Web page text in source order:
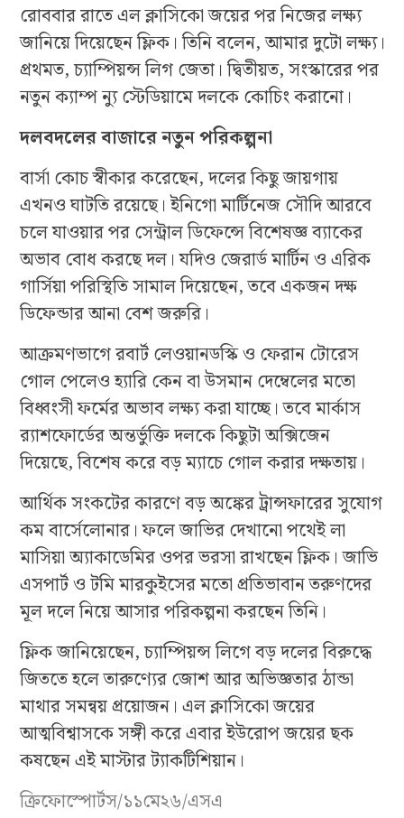
রোববার রাতে এল ক্লাসিকো জয়ের পর নিজের লক্ষ্য
জানিয়ে দিয়েছেন ফ্লিক। তিনি বলেন, আমার দুটো লক্ষ্য।
প্রথমত, চ্যাম্পিয়ন্স লিগ জেতা। দ্বিতীয়ত, সংস্কারের পর
নতুন ক্যাম্প ন্যু স্টেডিয়ামে দলকে কোচিং করানো।
দলবদলের বাজারে নতুন পরিকল্পনা
বার্সা কোচ স্বীকার করেছেন, দলের কিছু জায়গায়
এখনও ঘাটতি রয়েছে। ইনিগো মার্টিনেজ সৌদি আরবে
চলে যাওয়ার পর সেন্ট্রাল ডিফেন্সে বিশেষজ্ঞ ব্যাকের
অভাব বোধ করছে দল। যদিও জেরার্ড মার্টিন ও এরিক
গার্সিয়া পরিস্থিতি সামাল দিয়েছেন, তবে একজন দক্ষ
ডিফেন্ডার আনা বেশ জরুরি।
আক্রমণভাগে রবার্ট লেওয়ানডস্কি ও ফেরান টোরেস
গোল পেলেও হ্যারি কেন বা উসমান দেম্বেলের মতো
বিধ্বংসী ফর্মের অভাব লক্ষ্য করা যাচ্ছে। তবে মার্কাস
র‍্যাশফোর্ডের অন্তর্ভুক্তি দলকে কিছুটা অক্সিজেন
দিয়েছে, বিশেষ করে বড় ম্যাচে গোল করার দক্ষতায়।
আর্থিক সংকটের কারণে বড় অঙ্কের ট্রান্সফারের সুযোগ
কম বার্সেলোনার। ফলে জাভির দেখানো পথেই লা
মাসিয়া অ্যাকাডেমির ওপর ভরসা রাখছেন ফ্লিক। জাভি
এসপার্ট ও টমি মারকুইসের মতো প্রতিভাবান তরুণদের
মূল দলে নিয়ে আসার পরিকল্পনা করছেন তিনি।
ফ্লিক জানিয়েছেন, চ্যাম্পিয়ন্স লিগে বড় দলের বিরুদ্ধে
জিততে হলে তারুণ্যের জোশ আর অভিজ্ঞতার ঠান্ডা
মাথার সমন্বয় প্রয়োজন। এল ক্লাসিকো জয়ের
আত্মবিশ্বাসকে সঙ্গী করে এবার ইউরোপ জয়ের ছক
কষছেন এই মাস্টার ট্যাকটিশিয়ান।
ক্রিফোস্পোর্টস/১১মে২৬/এসএ